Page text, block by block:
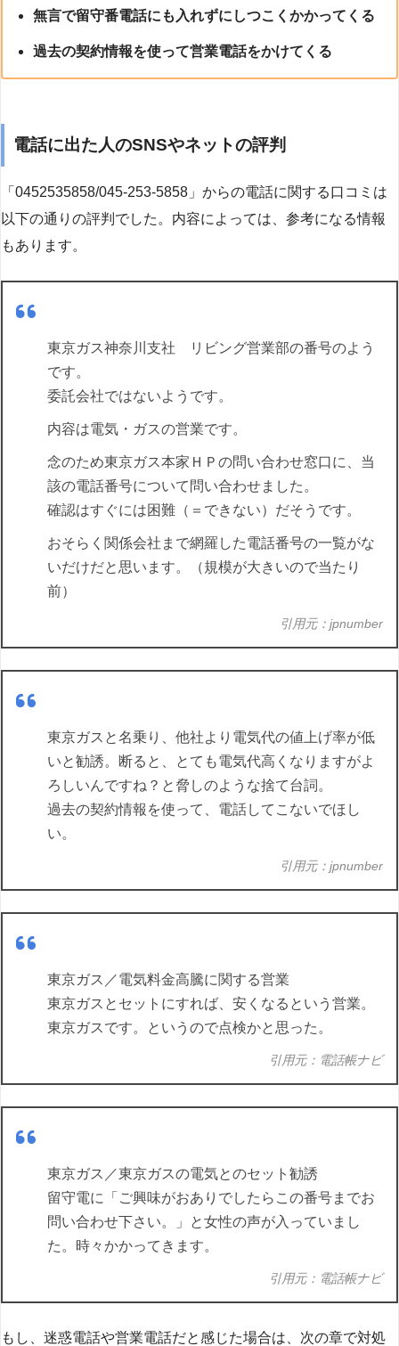
無言で留守番電話にも入れずにしつこくかかってくる
過去の契約情報を使って営業電話をかけてくる
電話に出た人のSNSやネットの評判
「0452535858/045-253-5858」からの電話に関する口コミは
以下の通りの評判でした。内容によっては、参考になる情報
もあります。
東京ガス神奈川支社 リビング営業部の番号のよう
です。
委託会社ではないようです。
内容は電気・ガスの営業です。
念のため東京ガス本家ＨＰの問い合わせ窓口に、当
該の電話番号について問い合わせました。
確認はすぐには困難（＝できない）だそうです。
おそらく関係会社まで網羅した電話番号の一覧がな
いだけだと思います。（規模が大きいので当たり
前）
引用元：jpnumber
東京ガスと名乗り、他社より電気代の値上げ率が低
いと勧誘。断ると、とても電気代高くなりますがよ
ろしいんですね？と脅しのような捨て台詞。
過去の契約情報を使って、電話してこないでほし
い。
引用元：jpnumber
東京ガス／電気料金高騰に関する営業
東京ガスとセットにすれば、安くなるという営業。
東京ガスです。というので点検かと思った。
引用元：電話帳ナビ
東京ガス／東京ガスの電気とのセット勧誘
留守電に「ご興味がおありでしたらこの番号までお
問い合わせ下さい。」と女性の声が入っていまし
た。時々かかってきます。
引用元：電話帳ナビ
もし、迷惑電話や営業電話だと感じた場合は、次の章で対処